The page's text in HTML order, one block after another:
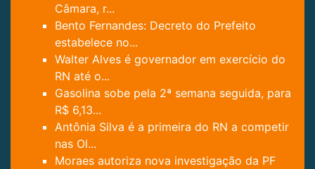
Câmara, r...
Bento Fernandes: Decreto do Prefeito
estabelece no...
Walter Alves é governador em exercício do
RN até o...
Gasolina sobe pela 2ª semana seguida, para
R$ 6,13...
Antônia Silva é a primeira do RN a competir
nas Ol...
Moraes autoriza nova investigação da PF